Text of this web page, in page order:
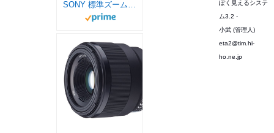
SONY 標準ズームレンズ E PZ 16-50mm F3.5-5.6 OSS ソニー Eマウント用 APS-C専用 SELP1650
ぽく見えるシステ
ム3.2 -
小武 (管理人)
eta2@tim.hi-
ho.ne.jp